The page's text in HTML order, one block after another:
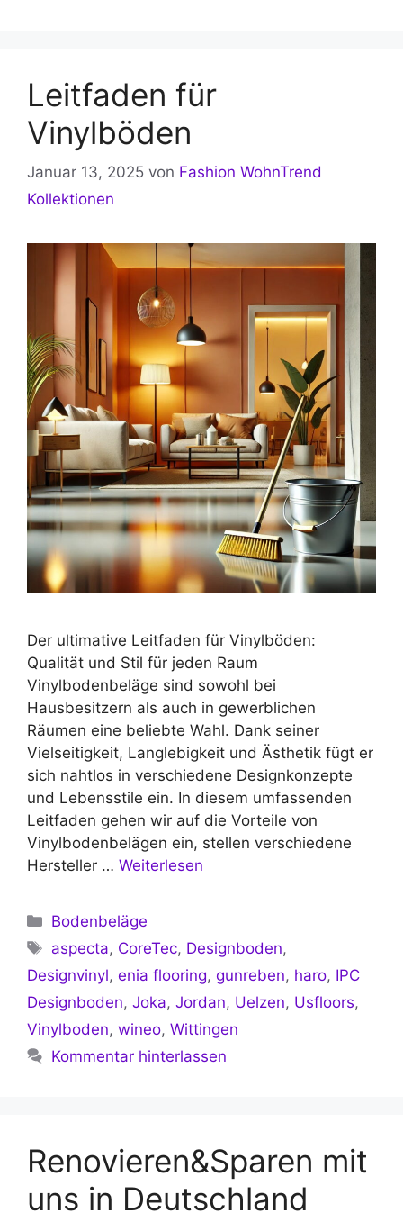
Leitfaden für
Vinylböden
Januar 13, 2025 von Fashion WohnTrend
Kollektionen
Der ultimative Leitfaden für Vinylböden:
Qualität und Stil für jeden Raum
Vinylbodenbeläge sind sowohl bei
Hausbesitzern als auch in gewerblichen
Räumen eine beliebte Wahl. Dank seiner
Vielseitigkeit, Langlebigkeit und Ästhetik fügt er
sich nahtlos in verschiedene Designkonzepte
und Lebensstile ein. In diesem umfassenden
Leitfaden gehen wir auf die Vorteile von
Vinylbodenbelägen ein, stellen verschiedene
Hersteller … Weiterlesen
Kategorien
Bodenbeläge
Schlagwörter
aspecta, CoreTec, Designboden,
Designvinyl, enia flooring, gunreben, haro, IPC
Designboden, Joka, Jordan, Uelzen, Usfloors,
Vinylboden, wineo, Wittingen
Kommentar hinterlassen
Renovieren&Sparen mit
uns in Deutschland